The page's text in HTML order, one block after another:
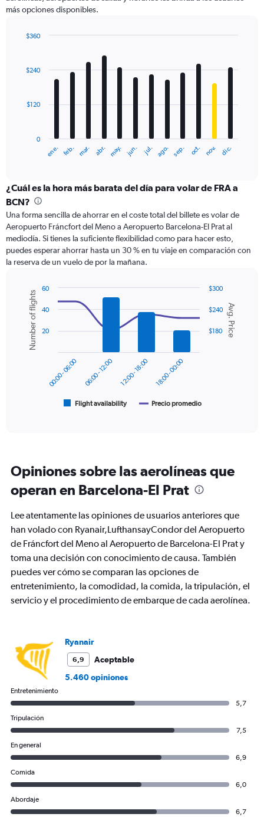
values.
to
más opciones disponibles.
with
12
The
categories.
Range:
12
categories.
The
chart
has
1
axis
displaying
values.
Range:
ene. feb. mar. abr. may. jun. jul. ago. sep. oct. nov. dic.
0
$120
$240
$360
¿Cuál es la hora más barata del día para volar de FRA a
BCN?
Una forma sencilla de ahorrar en el coste total del billete es volar de
Aeropuerto Fráncfort del Meno a Aeropuerto Barcelona-El Prat al
mediodía. Si tienes la suficiente flexibilidad como para hacer esto,
puedes esperar ahorrar hasta un 30 % en tu viaje en comparación con
la reserva de un vuelo de por la mañana.
Combination
chart
with
data
series.
6
The
has
2
Y
axes
displaying
Avg.
Price
and
Number
Chart
graphic.
Avg. Price
Number of flights
Flight availability Precio promedio
00:00 - 06:00 06:00 - 12:00 12:00 - 18:00 18:00 - 00:00
$180
$240
$300
20
40
60
Opiniones sobre las aerolíneas que
operan en Barcelona-El Prat
Lee atentamente las opiniones de usuarios anteriores que
han volado con Ryanair,LufthansayCondor del Aeropuerto
de Fráncfort del Meno al Aeropuerto de Barcelona-El Prat y
toma una decisión con conocimiento de causa. También
puedes ver cómo se comparan las opciones de
entretenimiento, la comodidad, la comida, la tripulación, el
servicio y el procedimiento de embarque de cada aerolínea.
Ryanair
6,9
Aceptable
5.460 opiniones
Entretenimiento
5,7
Tripulación
7,5
En general
6,9
Comida
6,0
Abordaje
6,7